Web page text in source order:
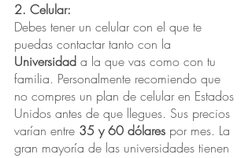
2. Celular:
Debes tener un celular con el que te
puedas contactar tanto con la
Universidad a la que vas como con tu
familia. Personalmente recomiendo que
no compres un plan de celular en Estados
Unidos antes de que llegues. Sus precios
varían entre 35 y 60 dólares por mes. La
gran mayoría de las universidades tienen